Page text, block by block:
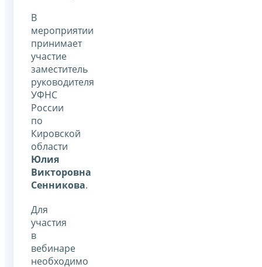
В
мероприятии
принимает
участие
заместитель
руководителя
УФНС
России
по
Кировской
области
Юлия
Викторовна
Сенникова.
Для
участия
в
вебинаре
необходимо